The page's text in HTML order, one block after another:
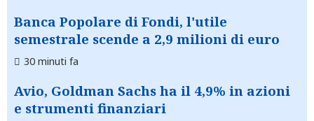
Banca Popolare di Fondi, l'utile
semestrale scende a 2,9 milioni di euro
30 minuti fa
Avio, Goldman Sachs ha il 4,9% in azioni
e strumenti finanziari